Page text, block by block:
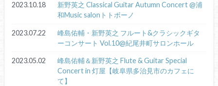
2023.10.18
新野英之 Classical Guitar Autumn Concert @浦
和Music salonトトボーノ
2023.07.22
峰島佑輔・新野英之 フルート&クラシックギタ
ーコンサート Vol.10@紀尾井町サロンホール
2023.05.02
峰島佑輔＆新野英之 Flute & Guitar Special
Concert in 灯屋【岐阜県多治見市のカフェに
て】